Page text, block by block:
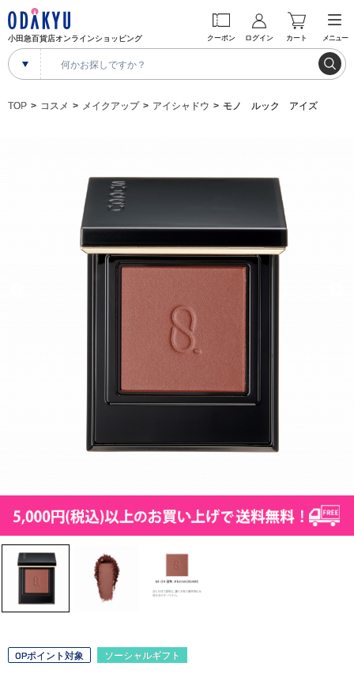
小田急百貨店オンラインショッピング クーポン ログイン カート メニュー
TOP コスメ メイクアップ アイシャドウ モノ ルック アイズ
OPポイント対象 ソーシャルギフト